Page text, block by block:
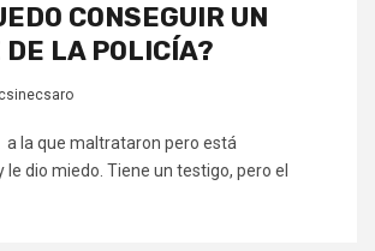
CONSEGUIR UN
DE LA POLICÍA?
csinecsaro
a la que maltrataron pero está
dio miedo. Tiene un testigo, pero el